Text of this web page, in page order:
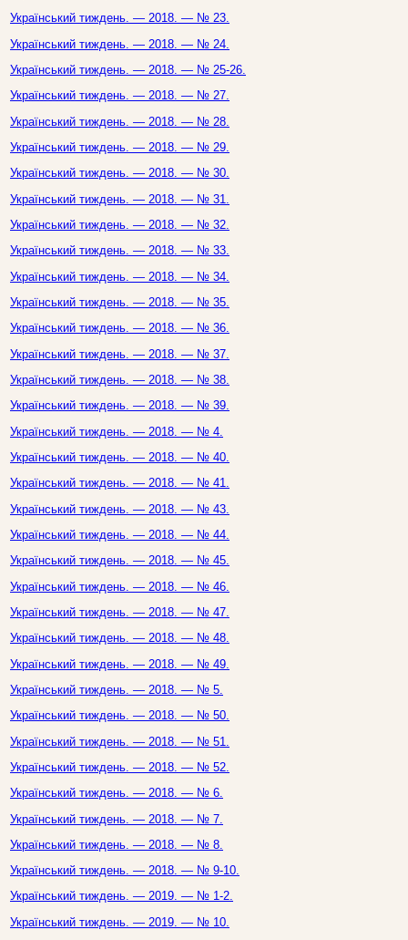
Український тиждень. — 2018. — № 23.
Український тиждень. — 2018. — № 24.
Український тиждень. — 2018. — № 25-26.
Український тиждень. — 2018. — № 27.
Український тиждень. — 2018. — № 28.
Український тиждень. — 2018. — № 29.
Український тиждень. — 2018. — № 30.
Український тиждень. — 2018. — № 31.
Український тиждень. — 2018. — № 32.
Український тиждень. — 2018. — № 33.
Український тиждень. — 2018. — № 34.
Український тиждень. — 2018. — № 35.
Український тиждень. — 2018. — № 36.
Український тиждень. — 2018. — № 37.
Український тиждень. — 2018. — № 38.
Український тиждень. — 2018. — № 39.
Український тиждень. — 2018. — № 4.
Український тиждень. — 2018. — № 40.
Український тиждень. — 2018. — № 41.
Український тиждень. — 2018. — № 43.
Український тиждень. — 2018. — № 44.
Український тиждень. — 2018. — № 45.
Український тиждень. — 2018. — № 46.
Український тиждень. — 2018. — № 47.
Український тиждень. — 2018. — № 48.
Український тиждень. — 2018. — № 49.
Український тиждень. — 2018. — № 5.
Український тиждень. — 2018. — № 50.
Український тиждень. — 2018. — № 51.
Український тиждень. — 2018. — № 52.
Український тиждень. — 2018. — № 6.
Український тиждень. — 2018. — № 7.
Український тиждень. — 2018. — № 8.
Український тиждень. — 2018. — № 9-10.
Український тиждень. — 2019. — № 1-2.
Український тиждень. — 2019. — № 10.